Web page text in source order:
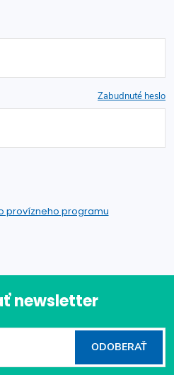
Zabudnuté heslo
provízneho programu
newsletter
ODOBERAŤ